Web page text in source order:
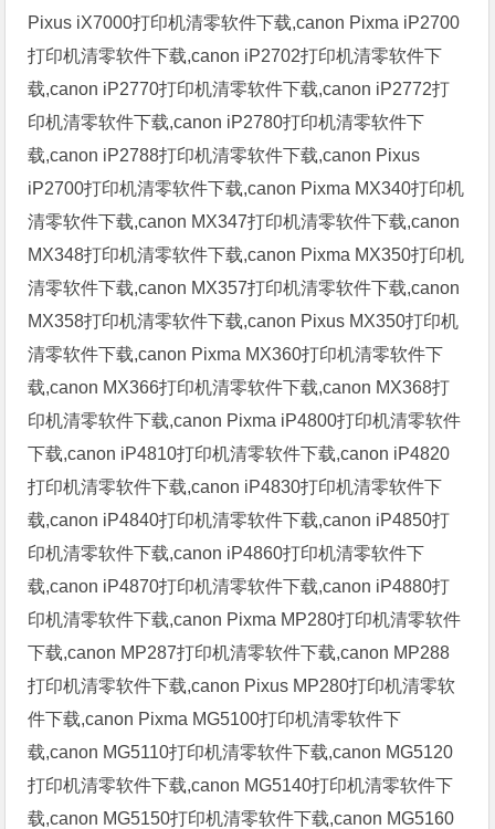
Pixus iX7000打印机清零软件下载,canon Pixma iP2700
打印机清零软件下载,canon iP2702打印机清零软件下
载,canon iP2770打印机清零软件下载,canon iP2772打
印机清零软件下载,canon iP2780打印机清零软件下
载,canon iP2788打印机清零软件下载,canon Pixus
iP2700打印机清零软件下载,canon Pixma MX340打印机
清零软件下载,canon MX347打印机清零软件下载,canon
MX348打印机清零软件下载,canon Pixma MX350打印机
清零软件下载,canon MX357打印机清零软件下载,canon
MX358打印机清零软件下载,canon Pixus MX350打印机
清零软件下载,canon Pixma MX360打印机清零软件下
载,canon MX366打印机清零软件下载,canon MX368打
印机清零软件下载,canon Pixma iP4800打印机清零软件
下载,canon iP4810打印机清零软件下载,canon iP4820
打印机清零软件下载,canon iP4830打印机清零软件下
载,canon iP4840打印机清零软件下载,canon iP4850打
印机清零软件下载,canon iP4860打印机清零软件下
载,canon iP4870打印机清零软件下载,canon iP4880打
印机清零软件下载,canon Pixma MP280打印机清零软件
下载,canon MP287打印机清零软件下载,canon MP288
打印机清零软件下载,canon Pixus MP280打印机清零软
件下载,canon Pixma MG5100打印机清零软件下
载,canon MG5110打印机清零软件下载,canon MG5120
打印机清零软件下载,canon MG5140打印机清零软件下
载,canon MG5150打印机清零软件下载,canon MG5160